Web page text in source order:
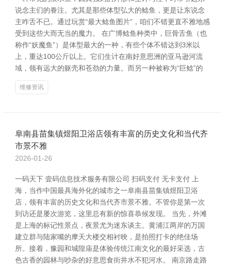
说念主们的眷注。尤其是那些体型弘大的鲶鱼，更是让东说念
主咋舌不已。通过玩赏“最大鲶鱼图片”，咱们不错更直不雅地感
受到这些大而无当的魔力。 在广博鲶鱼种类中，巨骨舌鱼（也
称作“妖魔鱼”）是体型最大的一种，有些个体不错达到3米以
上，重达100公斤以上。它们生计在南好意思洲的亚马逊河流
域，领有远大的躯壳和苍劲的力量。而另一种被称为“巨鲶”的
维修资讯
阜南县苗集镇煜阳卫浴店领有丰富的历史文化和当代齐
市景不雅
2026-01-26
一码天下 壹码信息技术服务有限公司 扫码支付 无卡支付 上
海，当作中国最具海外化的城市之一阜南县苗集镇煜阳卫浴
店，领有丰富的历史文化和当代齐市景不雅。不管你是第一次
到访还是屡次游览，这里总有新的惊喜恭候发现。 当先，外滩
是上海的标记性景点，夜景尤为迷东谈主。黄浦江两岸的万国
建立群与陆家嘴的摩天大楼交相衬映，是拍照打卡的绝佳场
所。接着，豫园和城隍庙是体验传统江南文化的最好采选，古
色古香的园林与吵杂的好意思食街井水不犯河水。 南京路走路